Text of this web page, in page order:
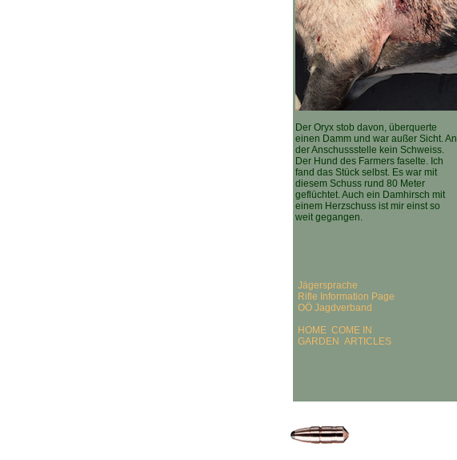
Der Oryx stob davon, überquerte
einen Damm und war außer Sicht. An
der Anschussstelle kein Schweiss.
Der Hund des Farmers faselte. Ich
fand das Stück selbst. Es war mit
diesem Schuss rund 80 Meter
geflüchtet. Auch ein Damhirsch mit
einem Herzschuss ist mir einst so
weit gegangen.
Jägersprache
Rifle Information Page
OÖ Jagdverband
HOME COME IN
GARDEN ARTICLES